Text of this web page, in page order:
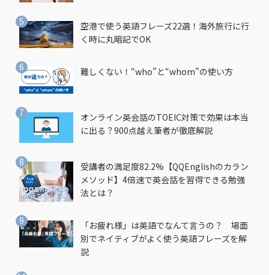
空港で使う英語フレーズ22選！海外旅行に行
く時に丸暗記でOK
難しくない！“who”と“whom”の使い方
オンライン英会話のTOEIC対策で効果は本当
に出る？900点越え筆者が徹底解説
受講者の満足度82.2%【QQEnglishのカラン
メソッド】4倍速で英会話を習得できる勉強
法とは？
「お疲れ様」は英語でなんて言うの？ 場面
別でネイティブがよく使う英語フレーズを解
説